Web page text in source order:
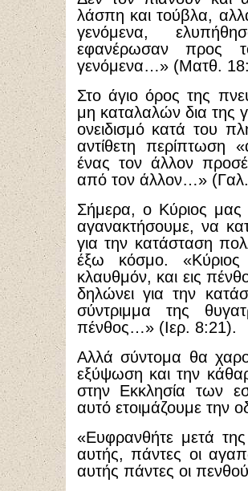
λάσπη και τούβλα,
γενόμενα,
εφανέρωσαν προς
γενόμενα…» (Ματθ.
Στο άγιο όρος της
μη καταλαλών δια της
ονειδισμό κατά του
αντίθετη περίπτωση
ένας τον άλλον
από τον άλλον…»
Σήμερα, ο Κύριος μας
αγανακτήσουμε, να
για την κατάσταση
έξω κόσμο.
κλαυθμόν, και εις
δηλώνει για την
σύντριμμα της
πένθος…» (Ιερ. 8:21).
Αλλά σύντομα θα
εξύψωση και την
στην Εκκλησία των
αυτό ετοιμάζουμε την
«Ευφρανθήτε μετά
αυτής, πάντες οι
αυτής πάντες οι